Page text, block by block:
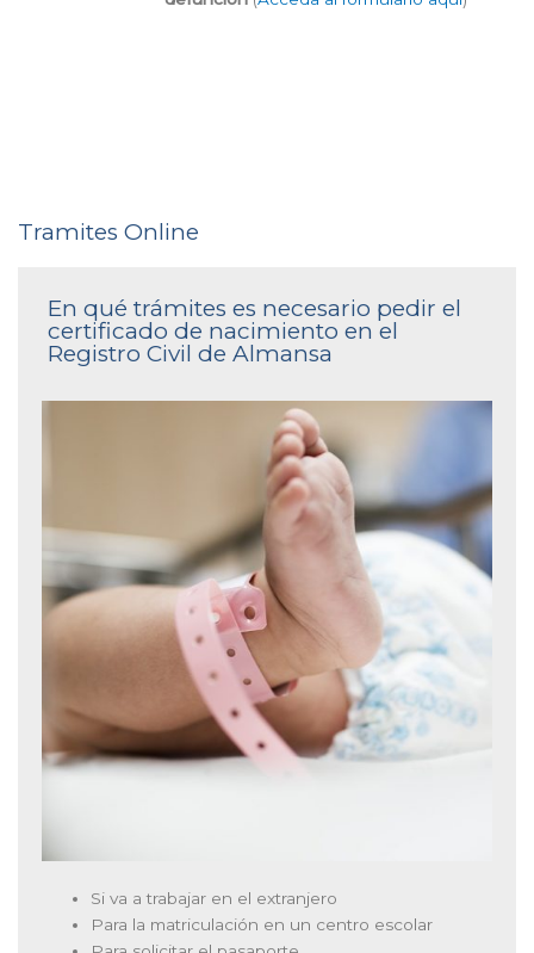
Tramites Online
En qué trámites es necesario pedir el
certificado de nacimiento en el
Registro Civil de Almansa
Si va a trabajar en el extranjero
Para la matriculación en un centro escolar